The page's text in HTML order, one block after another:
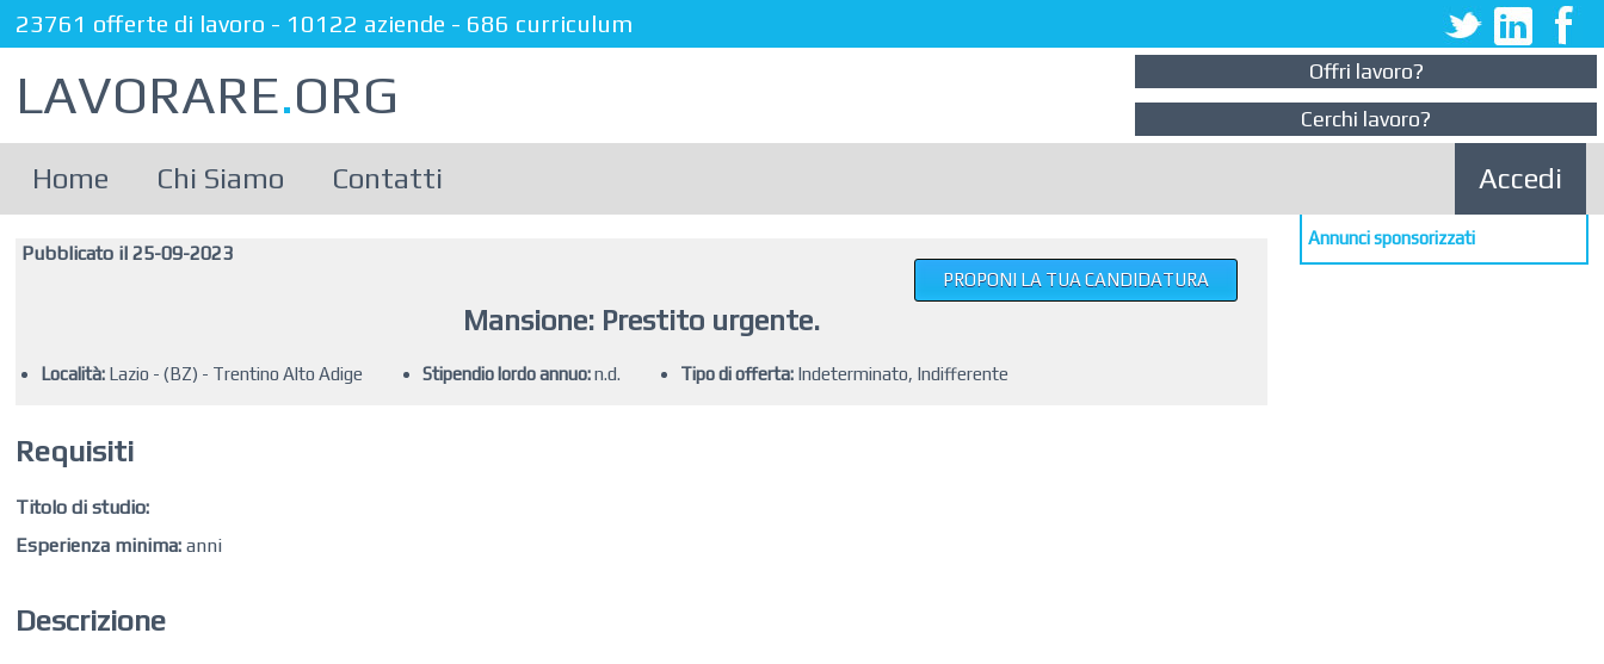
23761 offerte di lavoro - 10122 aziende - 686 curriculum
LAVORARE.ORG
Offri lavoro?
Cerchi lavoro?
Home Chi Siamo Contatti Accedi
Pubblicato il 25-09-2023
Mansione: Prestito urgente.
PROPONI LA TUA CANDIDATURA
Località:Lazio - (BZ) - Trentino Alto Adige Stipendio lordo annuo:n.d. Tipo di offerta:Indeterminato, Indifferente
Requisiti
Titolo di studio:
Esperienza minima: anni
Descrizione
Annunci sponsorizzati